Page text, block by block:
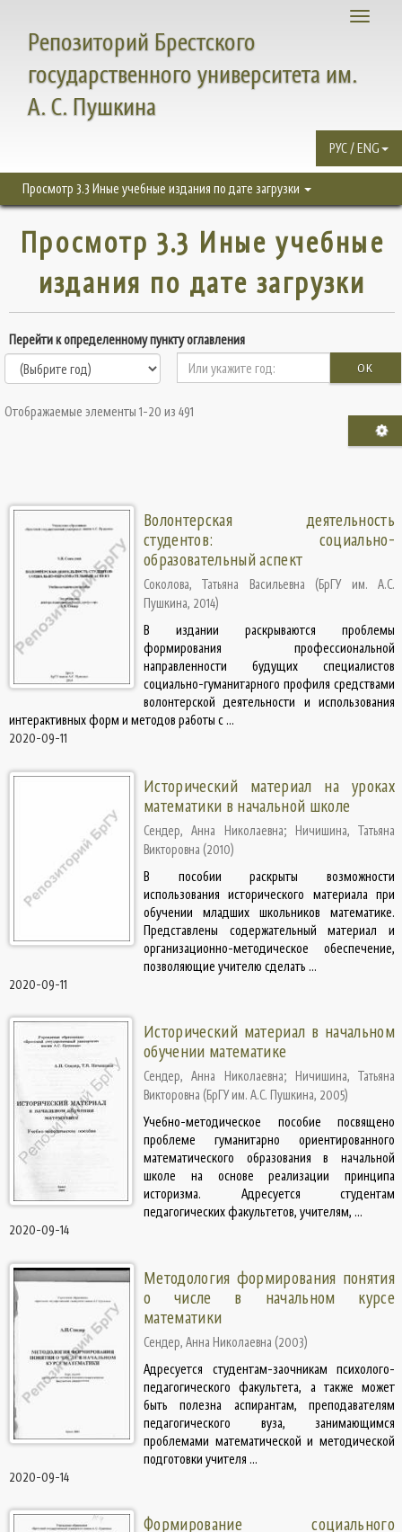
Toggle
Репозиторий Брестского
государственного университета им.
А. С. Пушкина
РУС / ENG
Просмотр 3.3 Иные учебные издания по дате загрузки
Просмотр 3.3 Иные учебные
издания по дате загрузки
Перейти к определенному пункту оглавления
OK
Отображаемые элементы 1-20 из 491
Волонтерская деятельность
студентов: социально-
образовательный аспект
Соколова, Татьяна Васильевна (БрГУ им. А.С.
Пушкина, 2014)
В издании раскрываются проблемы
формирования профессиональной
направленности будущих специалистов
социально-гуманитарного профиля средствами
волонтерской деятельности и использования
интерактивных форм и методов работы с ...
2020-09-11
Исторический материал на уроках
математики в начальной школе
Сендер, Анна Николаевна; Ничишина, Татьяна
Викторовна (2010)
В пособии раскрыты возможности
использования исторического материала при
обучении младших школьников математике.
Представлены содержательный материал и
организационно-методическое обеспечение,
позволяющие учителю сделать ...
2020-09-11
Исторический материал в начальном
обучении математике
Сендер, Анна Николаевна;
Ничишина, Татьяна
Викторовна (БрГУ им. А.С. Пушкина, 2005)
Учебно-методическое пособие посвящено
проблеме гуманитарно ориентированного
математического образования в начальной
школе на основе реализации принципа
историзма. Адресуется студентам
педагогических факультетов, учителям, ...
2020-09-14
Методология формирования понятия
о числе в начальном курсе
математики
Сендер, Анна Николаевна (2003)
Адресуется студентам-заочникам психолого-
педагогического факультета, а также может
быть полезна аспирантам, преподавателям
педагогического вуза, занимающимся
проблемами математической и методической
подготовки учителя ...
2020-09-14
Формирование социального